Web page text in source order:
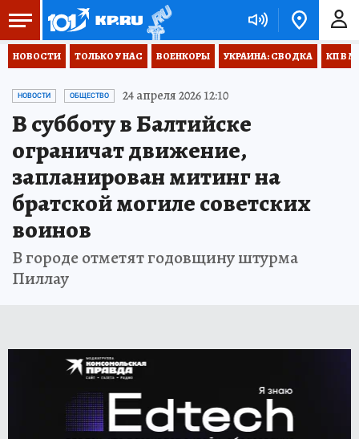
НОВОСТИ ТОЛЬКО У НАС ВОЕНКОРЫ УКРАИНА: СВОДКА КП В
НОВОСТИ ОБЩЕСТВО 24 апреля 2026 12:10
В субботу в Балтийске
ограничат движение,
запланирован митинг на
братской могиле советских
воинов
В городе отметят годовщину штурма
Пиллау